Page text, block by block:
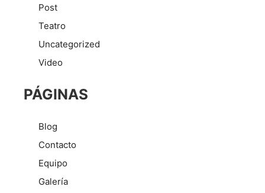
Post
Teatro
Uncategorized
Video
PÁGINAS
Blog
Contacto
Equipo
Galería